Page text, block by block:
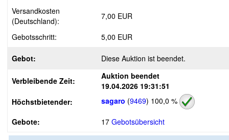
Versandkosten
(Deutschland):
7,00 EUR
Gebotsschritt: 5,00 EUR
Gebot: Diese Auktion ist beendet.
Verbleibende Zeit:
Auktion beendet
19.04.2026 19:31:51
Höchstbietender:
sagaro (9469) 100,0 %
Gebote: 17 Gebotsübersicht